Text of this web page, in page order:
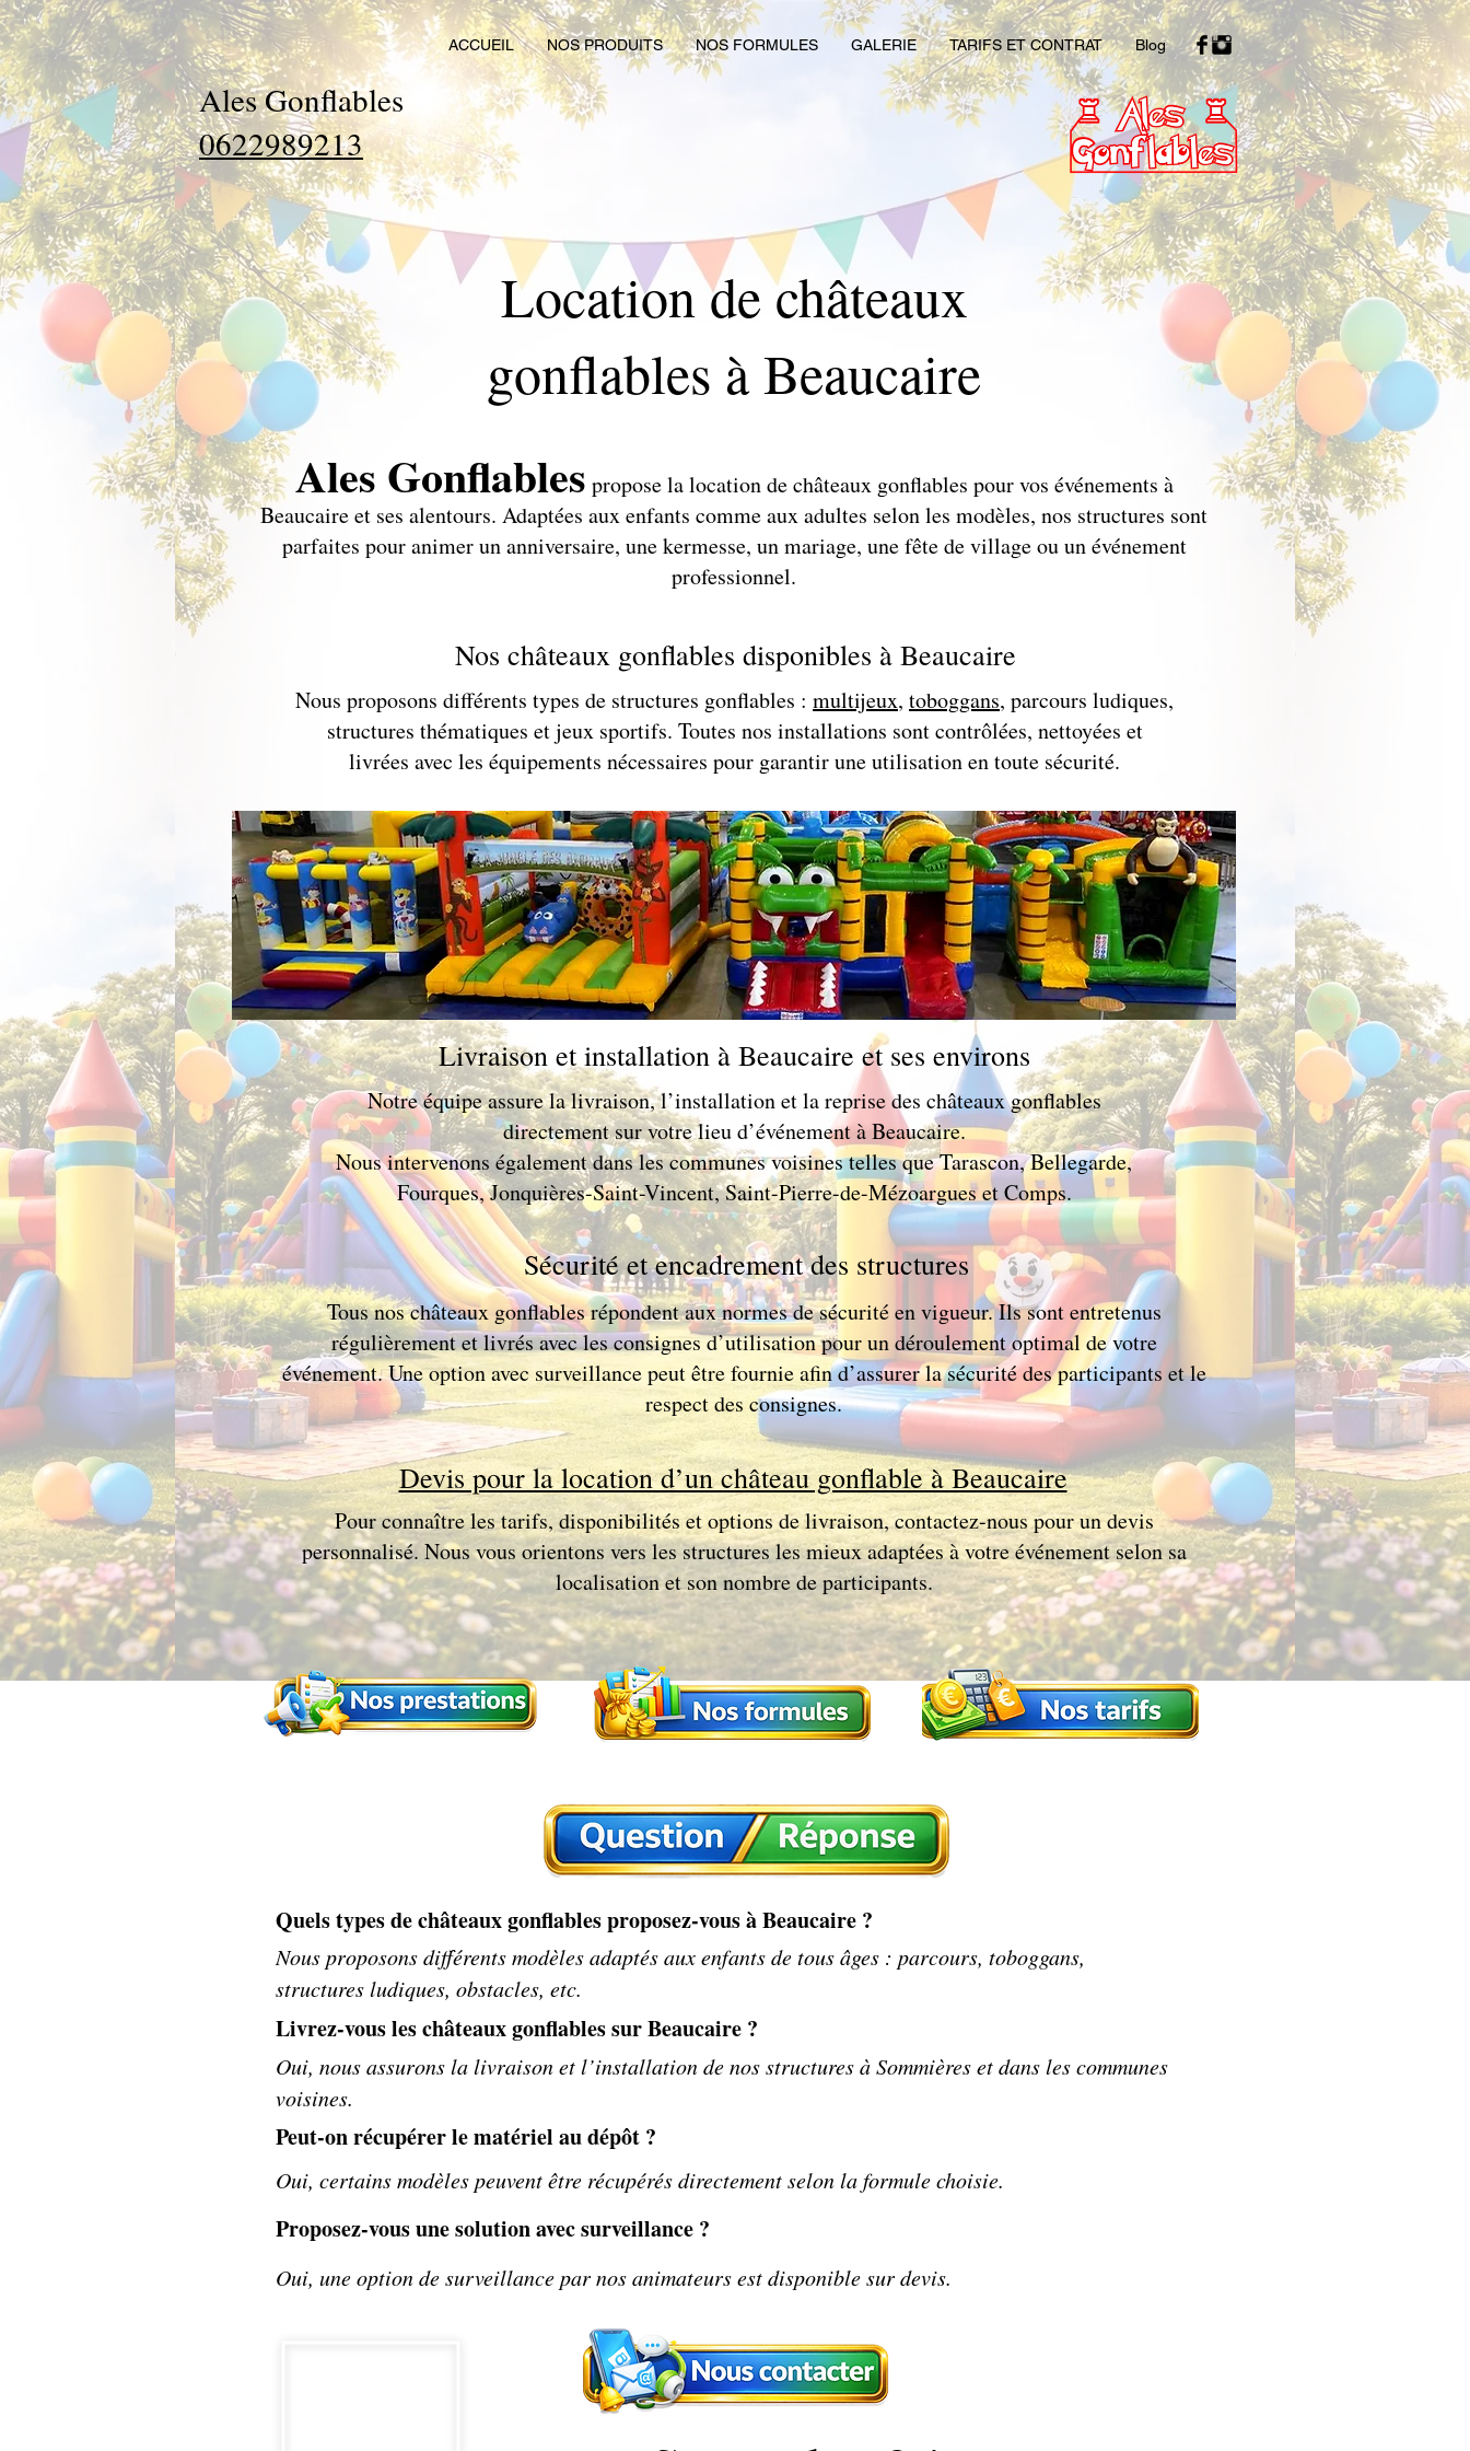
ACCUEIL NOS PRODUITS NOS FORMULES GALERIE TARIFS ET CONTRAT Blog
Ales Gonflables
0622989213
Location de châteaux
gonflables à Beaucaire
Ales Gonflables propose la location de châteaux gonflables pour vos événements à
Beaucaire et ses alentours. Adaptées aux enfants comme aux adultes selon les modèles, nos structures sont
parfaites pour animer un anniversaire, une kermesse, un mariage, une fête de village ou un événement
professionnel.
Nos châteaux gonflables disponibles à Beaucaire
Nous proposons différents types de structures gonflables : multijeux, toboggans, parcours ludiques,
structures thématiques et jeux sportifs. Toutes nos installations sont contrôlées, nettoyées et
livrées avec les équipements nécessaires pour garantir une utilisation en toute sécurité.
Livraison et installation à Beaucaire et ses environs
Notre équipe assure la livraison, l’installation et la reprise des châteaux gonflables
directement sur votre lieu d’événement à Beaucaire.
Nous intervenons également dans les communes voisines telles que Tarascon, Bellegarde,
Fourques, Jonquières-Saint-Vincent, Saint-Pierre-de-Mézoargues et Comps.
Sécurité et encadrement des structures
Tous nos châteaux gonflables répondent aux normes de sécurité en vigueur. Ils sont entretenus
régulièrement et livrés avec les consignes d’utilisation pour un déroulement optimal de votre
événement. Une option avec surveillance peut être fournie afin d’assurer la sécurité des participants et le
respect des consignes.
Devis pour la location d’un château gonflable à Beaucaire
Pour connaître les tarifs, disponibilités et options de livraison, contactez-nous pour un devis
personnalisé. Nous vous orientons vers les structures les mieux adaptées à votre événement selon sa
localisation et son nombre de participants.
Quels types de châteaux gonflables proposez-vous à Beaucaire ?
Nous proposons différents modèles adaptés aux enfants de tous âges : parcours, toboggans,
structures ludiques, obstacles, etc.
Livrez-vous les châteaux gonflables sur Beaucaire ?
Oui, nous assurons la livraison et l’installation de nos structures à Sommières et dans les communes
voisines.
Peut-on récupérer le matériel au dépôt ?
Oui, certains modèles peuvent être récupérés directement selon la formule choisie.
Proposez-vous une solution avec surveillance ?
Oui, une option de surveillance par nos animateurs est disponible sur devis.